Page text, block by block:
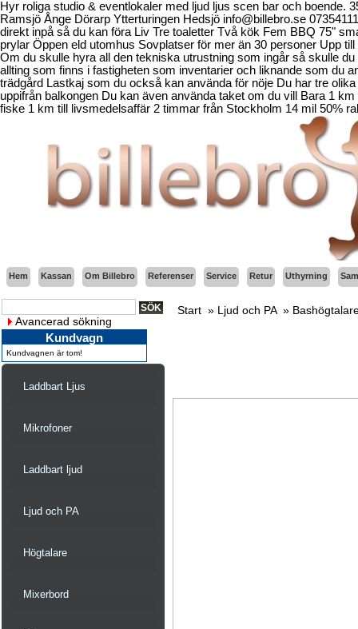
Hyr roliga studio & eventlokaler med ljud ljus scen bar och
Ramsjö Ånge Dörarp Ytterturingen Hedsjö info@billebro.se
direkt inpå så du kan föra Liv Tre toaletter Två kök Fem BBQ 75"
prylar Öppen eld utomhus Sovplatser för mer än 30 personer Upp
Om du skulle hyra all den tekniska utrustning som ingår så skulle
allting som finns i fastigheten som inventarier och liknande som du
trädgård Lastkaj som du också kan använda för nöje Du har tre
uppifrån balkongen Du kan även använda taket om du vill Bara 1
fiske 1 km till livsmedelsaffär 2 timmar från Stockholm 14 mil 50%
Hem Kassan Om Billebro Referenser Service Retur Uthyrning
Avancerad sökning
Kundvagn
Kundvagnen är tom!
Laddbart Ljus
Mikrofoner
Laddbart ljud
Ljud och PA
Högtalare
Mixerbord
Start » Ljud och PA»